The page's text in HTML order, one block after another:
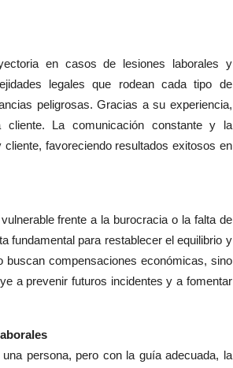
en casos de lesiones laborales y
legales que rodean cada tipo de
peligrosas. Gracias a su experiencia,
cliente. La comunicación constante y la
favoreciendo resultados exitosos en
frente a la burocracia o la falta de
fundamental para restablecer el equilibrio y
buscan compensaciones económicas, sino
a prevenir futuros incidentes y a fomentar
persona, pero con la guía adecuada, la